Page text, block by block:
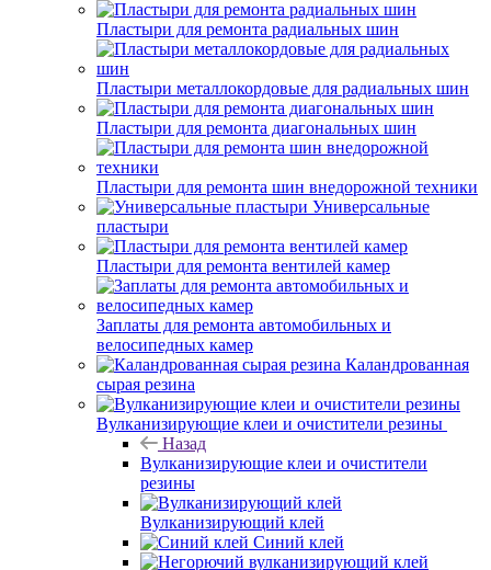
Пластыри для ремонта радиальных шин
Пластыри металлокордовые для радиальных шин
Пластыри для ремонта диагональных шин
Пластыри для ремонта шин внедорожной техники
Универсальные
пластыри
Пластыри для ремонта вентилей камер
Заплаты для ремонта автомобильных и
велосипедных камер
Каландрованная
сырая резина
Вулканизирующие клеи и очистители резины
Назад
Вулканизирующие клеи и очистители
резины
Вулканизирующий клей
Синий клей